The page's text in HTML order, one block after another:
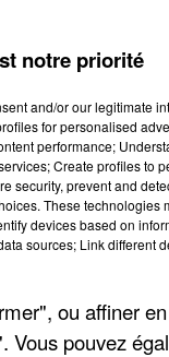
notre priorité
and/or our legitimate
for personalised
performance;
Create profiles to
security, prevent and
These technologies
devices based on
sources; Link different
ou affiner
Vous pouvez